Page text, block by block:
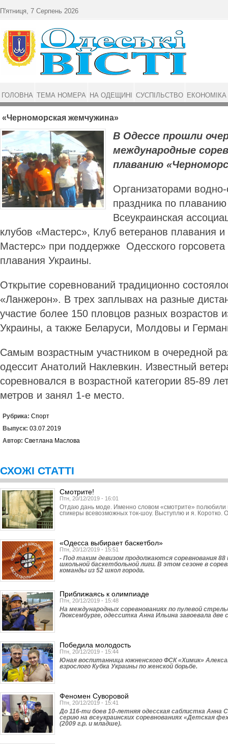
«Черноморская жемчужина»
В Одессе прошли
международные
плаванию
Организаторами водно-
праздника по
Всеукраинская
клубов «Мастерс», Клуб ветеранов плавания
Мастерс» при поддержке Одесского
плавания Украины.
Открытие соревнований традиционно
«Ланжерон». В трех заплывах на разные
участие более 150 пловцов разных возрастов
Украины, а также Беларуси, Молдовы и
Самым возрастным участником в очередной
одессит Анатолий Наклевкин. Известный
соревновался в возрастной категории 85-89
метров и занял 1-е место.
Рубрика: Спорт
Выпуск: 03.07.2019
Автор: Светлана Маслова
СХОЖІ СТАТТІ
Смотрите!
Птн, 20/12/2019 - 16:01
Отдаю дань моде. Именно словом «смотрите» полюбили
спикеры всевозможных ток-шоу. Выступлю и я. Коротко.
«Одесса выбирает баскетбол»
Птн, 20/12/2019 - 15:51
- Под таким девизом продолжаются соревнования
школьной баскетбольной лиги. В этом сезоне в
команды из 52 школ города.
Приближаясь к олимпиаде
Птн, 20/12/2019 - 15:48
На международных соревнованиях по пулевой
Люксембурге, одесситка Анна Ильина завоевала две
Победила молодость
Птн, 20/12/2019 - 15:44
Юная воспитанница южненского ФСК «Химик»
взрослого Кубка Украины по женской борьбе.
Феномен Суворовой
Птн, 20/12/2019 - 15:41
До 116-ти боев 10-летняя одесская саблистка Анна
серию на всеукраинских соревнованиях «Детская
(2009 г.р. и младше).
П'ятниця, 7 Серпень 2026
ГОЛОВНА ТЕМА НОМЕРА НА ОДЕЩИНІ СУСПІЛЬСТВО ЕКОНОМІКА